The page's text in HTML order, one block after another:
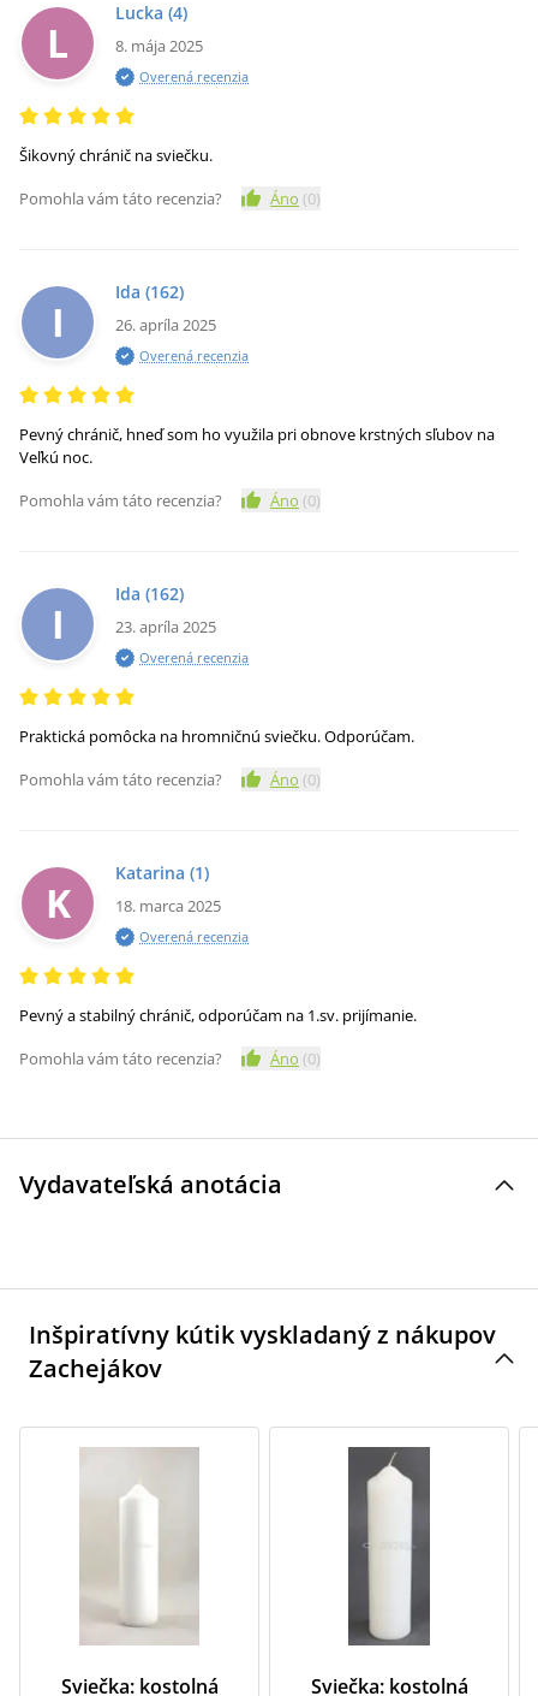
L
Lucka (4)
8. mája 2025
Overená recenzia
Šikovný chránič na sviečku.
Pomohla vám táto recenzia?
Áno (0)
I
Ida (162)
26. apríla 2025
Overená recenzia
Pevný chránič, hneď som ho využila pri obnove krstných sľubov na
Veľkú noc.
Pomohla vám táto recenzia?
Áno (0)
I
Ida (162)
23. apríla 2025
Overená recenzia
Praktická pomôcka na hromničnú sviečku. Odporúčam.
Pomohla vám táto recenzia?
Áno (0)
K
Katarina (1)
18. marca 2025
Overená recenzia
Pevný a stabilný chránič, odporúčam na 1.sv. prijímanie.
Pomohla vám táto recenzia?
Áno (0)
Vydavateľská anotácia
Inšpiratívny kútik vyskladaný z nákupov
Zachejákov
Sviečka: kostolná Sviečka: kostolná